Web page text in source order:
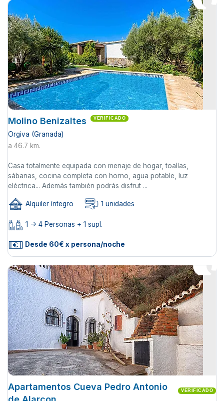
Molino Benizaltes VERIFICADO
Orgiva (Granada)
a 46.7 km.
Casa totalmente equipada con menaje de hogar, toallas,
sábanas, cocina completa con horno, agua potable, luz
eléctrica... Además también podrás disfrut ...
Alquiler íntegro 1 unidades
1 -> 4 Personas + 1 supl.
Desde 60€ x persona/noche
Apartamentos Cueva Pedro Antonio
VERIFICADO